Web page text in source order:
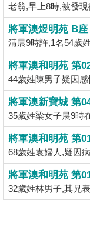
地
產
新
聞
數
據
公
佈
置
業
手
老翁,早上8時,被發
將軍澳煜明苑 B座
清晨9時許,1名54歲
將軍澳和明苑 第
44歲姓陳男子疑因
將軍澳新寶城 第
35歲姓梁女子晨9時
將軍澳和明苑 第
68歲姓袁婦人,疑因
將軍澳和明苑 第
32歲姓林男子,其兄